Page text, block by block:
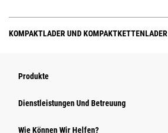
KOMPAKTLADER UND KOMPAKTKETTENLADER
Produkte
Dienstleistungen Und Betreuung
Wie Können Wir Helfen?